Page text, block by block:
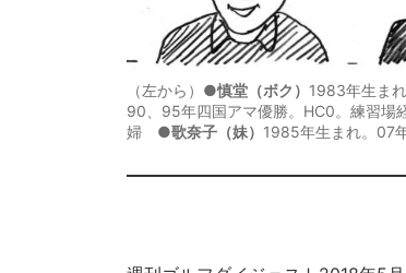
（左から）●慎堂（ボク） 1983年生ま
90、95年四国アマ優勝。HC0。練習
婦 ●歌奈子（妹） 1985年生まれ。07